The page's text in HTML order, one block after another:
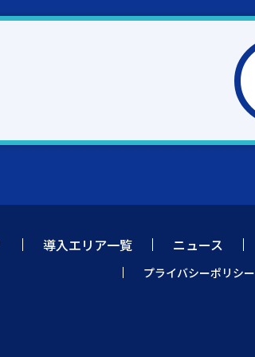
導入エリア一覧 ニュース
プライバシーポリシー